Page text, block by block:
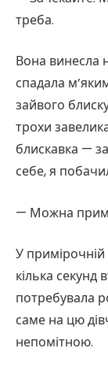
треба.
Вона винесла
спадала
зайвого
трохи
блискавка —
себе, я
— Можна
У
кілька секунд
потребувала
саме на цю
непомітною.